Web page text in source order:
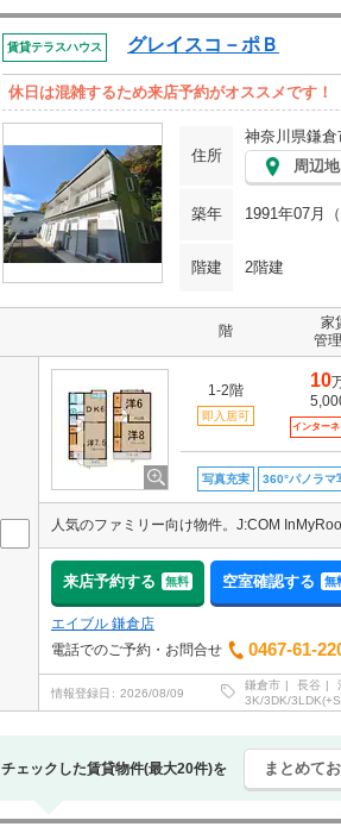
賃貸テラスハウス グレイスコ－ポＢ
休日は混雑するため来店予約がオススメです！
住所
神奈川県鎌倉
周辺
築年 1991年07月（
階建 2階建
階
家
管
1-2階
即入居可
10
インター
写真充実 360°パノラマ
来店予約する 無料 空室確認する 無
エイブル 鎌倉店
電話でのご予約・お問合せ
0467-61-
情報登録日 2026/08/09
鎌倉市 長谷
3K/3DK/
チェックした賃貸物件(最大20件)を まとめて